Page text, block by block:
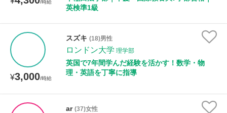
/時給
英検準1級
¥3,000/時給
スズキ (18)男性
ロンドン大学 理学部
英国で7年間学んだ経験を活かす！数学・物
理・英語を丁寧に指導
ar (37)女性